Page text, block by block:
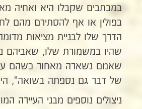
במכתבים שקבלו היא ואחיה
בפולין או אף להסתירם מהם
הדרך שלו לבניית מציאות
שהיו במשמורת שלו, שאביהם
שאמם נשארה מאחור כשהם
של דבר גם נספתה בשואה",
ניצולים נוספים מבני העיירה